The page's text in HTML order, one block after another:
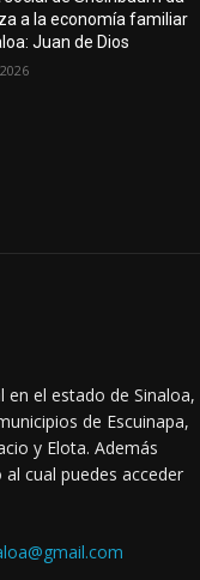
a la economía familiar
Juan de Dios
el estado de Sinaloa,
de Escuinapa,
y Elota. Además
cual puedes acceder